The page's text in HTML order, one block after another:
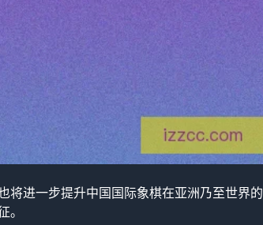
将进一步提升中国国际象棋在亚洲乃至世界